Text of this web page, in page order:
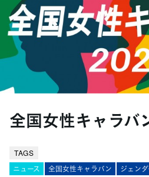
全国女性キャラバ
TAGS
ニュース 全国女性キャラバン ジェン